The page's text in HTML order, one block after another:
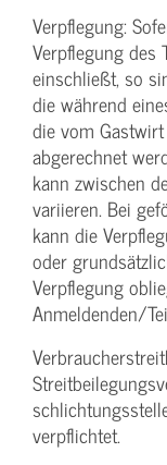
Verpflegung:
Verpflegung des
einschließt, so
die während
die vom
abgerechnet
kann zwischen
variieren. Bei
kann die
oder
Verpflegung
Anmeldenden/­
verpflichtet.